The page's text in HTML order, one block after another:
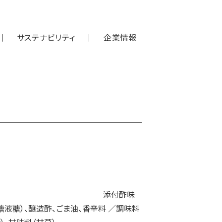
サステナビリティ 企業情報
） 添付酢味
液糖）、醸造酢、ごま油、香辛料 ／調味料